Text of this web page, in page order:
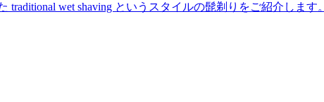
traditional wet shaving というスタイルの髭剃りをご紹介します。